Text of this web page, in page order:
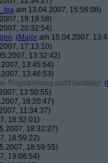
am 13.04.2007, 15:56:08)
19:19:58)
20:32:54)
(Major am 15.04.2007,
17:13:10)
13:32:42)
13:45:54)
13:46:53)
Registrierung nicht bestätigt (
13:50:55)
18:20:47)
11:34:37)
18:32:01)
18:32:27)
18:59:22)
18:59:55)
19:08:54)